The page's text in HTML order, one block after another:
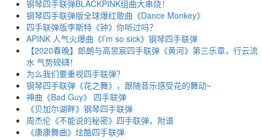
钢琴四手联弹BLACKPINK组曲大串烧！
钢琴四手联弹版全球爆红歌曲《Dance Monkey》
四手联弹版李斯特《钟》你听过吗？
APINK 人气火爆曲《I’m so sick》钢琴四手联弹
【2020春晚】郎朗与高昱宸四手联弹《黄河》第三乐章，行云流
水 气势磅礴！
为么我们要重视四手联弹？
钢琴四手联弹《花之舞》，跟随音乐感受花的舞动~
神曲《Bad Guy》 四手联弹
《贝加尔湖畔》钢琴四手联弹
周杰伦《不能说的秘密》四手联弹，附谱
《康康舞曲》炫酷四手联弹